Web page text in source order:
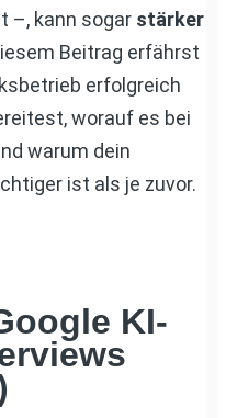
–, kann sogar stärker
Beitrag erfährst
erfolgreich
worauf es bei
warum dein
ist als je zuvor.
KI-